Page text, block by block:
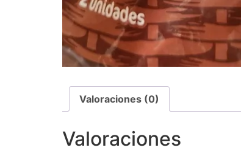
Valoraciones (0)
Valoraciones